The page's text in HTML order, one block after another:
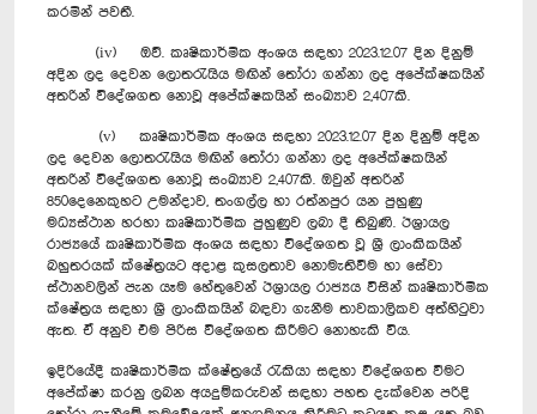
කරමින් පවතී.
(iv) ඔව්. කෘෂිකාර්මික අංශය සඳහා 2023.12.07 දින දිනුම්
අදින ලද දෙවන ලොතරැයිය මඟින් තෝරා ගන්නා ලද අපේක්ෂකයින්
අතරින් විදේශගත නොවූ අපේක්ෂකයින් සංඛ්‍යාව 2,407කි.
(v) කෘෂිකාර්මික අංශය සඳහා 2023.12.07 දින දිනුම් අදින
ලද දෙවන ලොතරැයිය මඟින් තෝරා ගන්නා ලද අපේක්ෂකයින්
අතරින් විදේශගත නොවූ සංඛ්‍යාව 2,407කි. ඔවුන් අතරින්
850දෙනෙකුහට උමන්දාව, තංගල්ල හා රත්නපුර යන පුහුණු
මධ්‍යස්ථාන හරහා කෘෂිකාර්මික පුහුණුව ලබා දී තිබුණි. ඊශ්‍රායල
රාජ්‍යයේ කෘෂිකාර්මික අංශය සඳහා විදේශගත ‍වූ ශ්‍රී ලාංකිකයින්
බහුතරයක් ක්ෂේත්‍රයට අදාළ කුසලතාව නොමැතිවීම හා සේවා
ස්ථානවලින් පැන යෑම හේතුවෙන් ඊශ්‍රායල රාජ්‍යය විසින් කෘෂිකාර්මික
ක්ෂේත්‍රය සඳහා ශ්‍රී ලාංකිකයින් බඳවා ගැනීම තාවකාලිකව අත්හිටුවා
ඇත. ඒ අනුව එම පිරිස විදේශගත කිරීමට නොහැකි විය.
ඉදිරියේදී කෘෂිකාර්මික ක්ෂේත්‍රයේ රැකියා සඳහා විදේශගත වීමට
අපේක්ෂා කරනු ලබන අයදුම්කරුවන් සඳහා පහත දැක්වෙන පරිදි